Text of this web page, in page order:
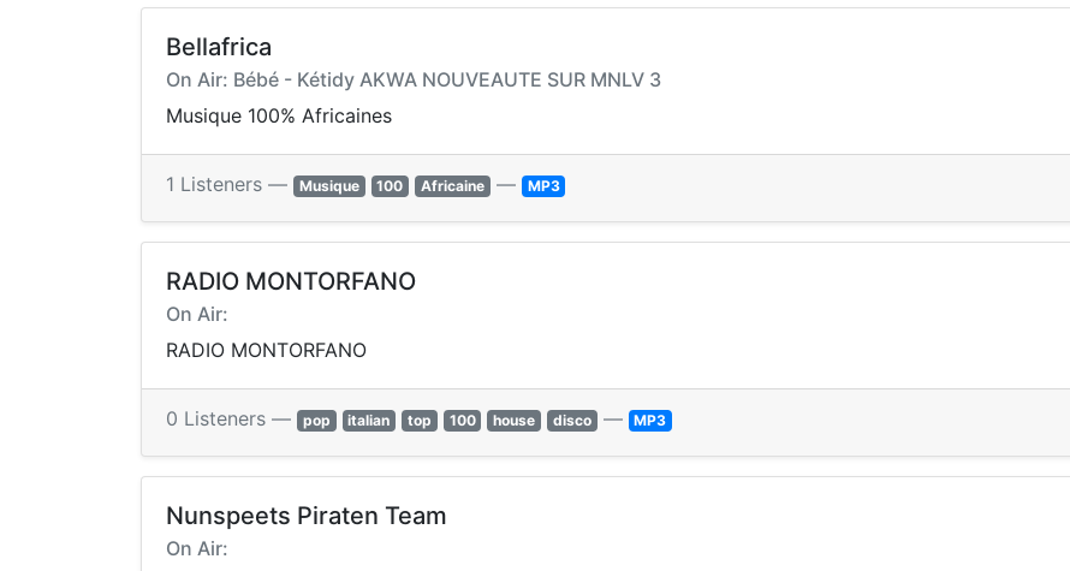
Bellafrica
On Air: Bébé - Kétidy AKWA NOUVEAUTE SUR MNLV 3
Musique 100% Africaines
1 Listeners — Musique 100 Africaine — MP3
RADIO MONTORFANO
On Air:
RADIO MONTORFANO
0 Listeners — pop italian top 100 house disco — MP3
Nunspeets Piraten Team
On Air: